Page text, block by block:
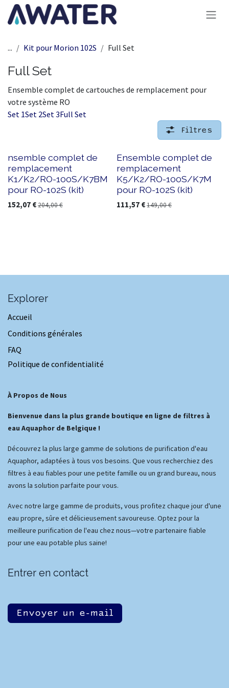
Se rendre au contenu
... Kit pour Morion 102S Full Set
Full Set
Ensemble complet de cartouches de remplacement pour
votre système RO
Set 1Set 2Set 3Full Set
Filtres
nsemble complet de
remplacement
K1/K2/RO-100S/K7BM
pour RO-102S (kit)
152,07 €204,00€
Ensemble complet de
remplacement
K5/K2/RO-100S/K7M
pour RO-102S (kit)
111,57 €149,00€
Explorer
Accueil
Conditions générales
FAQ
Politique de confidentialité
À Propos de Nous
Bienvenue dans la plus grande boutique en ligne de filtres à
eau Aquaphor de Belgique !
Découvrez la plus large gamme de solutions de purification d'eau
Aquaphor, adaptées à tous vos besoins. Que vous recherchiez des
filtres à eau fiables pour une petite famille ou un grand bureau, nous
avons la solution parfaite pour vous.
Avec notre large gamme de produits, vous profitez chaque jour d'une
eau propre, sûre et délicieusement savoureuse. Optez pour la
meilleure purification de l'eau chez nous—votre partenaire fiable
pour une eau potable plus saine!
Entrer en contact
Envoyer un e-mail